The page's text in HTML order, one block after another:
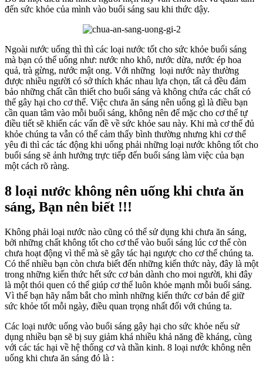
đến sức khỏe của mình vào buổi sáng sau khi thức dậy.
Ngoài nước uống thì thì các loại nước tốt cho sức khỏe buổi sáng
mà bạn có thể uống như: nước nho khô, nước dừa, nước ép hoa
quả, trà gừng, nước mật ong. Với những loại nước này thường
được nhiều người có sở thích khác nhau lựa chọn, tất cả đều đảm
bảo những chất cần thiết cho buổi sáng và không chứa các chất có
thể gây hại cho cơ thể. Việc chưa ăn sáng nên uống gì là điều bạn
cần quan tâm vào mỗi buổi sáng, không nên để mặc cho cơ thể tự
điều tiết sẽ khiến các vấn đề về sức khỏe sau này. Khi mà cơ thể đủ
khỏe chúng ta vẫn có thể cảm thấy bình thường nhưng khi cơ thể
yêu đi thì các tác động khi uống phải những loại nước không tốt cho
buổi sáng sẽ ảnh hưởng trực tiếp đến buổi sáng làm việc của bạn
một cách rõ ràng.
8 loại nước không nên uống khi chưa ăn
sáng, Bạn nên biết !!!
Không phải loại nước nào cũng có thể sử dụng khi chưa ăn sáng,
bởi những chất không tốt cho cơ thể vào buổi sáng lúc cơ thể còn
chưa hoạt động vì thế mà sẽ gây tác hại ngược cho cơ thể chúng ta.
Có thể nhiều bạn còn chưa biết đến những kiến thức này, đây là một
trong những kiến thức hết sức cơ bản dành cho moi người, khi đây
là một thói quen có thể giúp cơ thể luôn khỏe mạnh mỗi buổi sáng.
Vì thế bạn hãy nắm bắt cho mình những kiến thức cơ bản để giữ
sức khỏe tốt mỗi ngày, điều quan trọng nhất đối với chúng ta.
Các loại nước uống vào buổi sáng gây hại cho sức khỏe nếu sử
dụng nhiều bạn sẽ bị suy giảm khá nhiều khả năng đề kháng, cùng
với các tác hại về hệ thống cơ và thần kinh. 8 loại nước không nên
uống khi chưa ăn sáng đó là :